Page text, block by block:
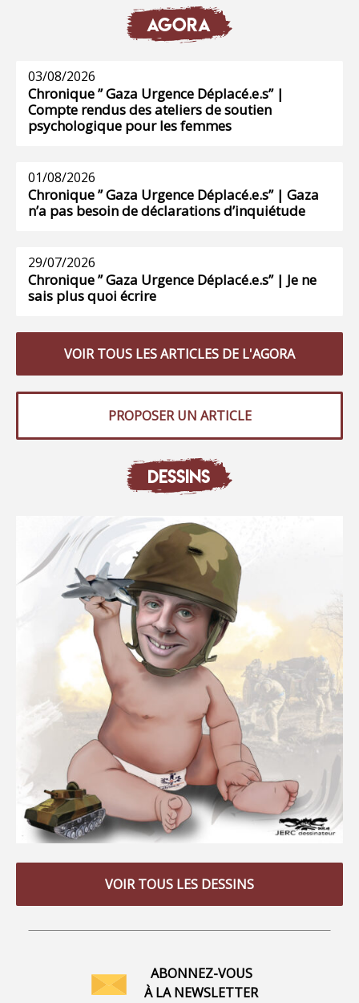
AGORA
03/08/2026
Chronique ” Gaza Urgence Déplacé.e.s” |
Compte rendus des ateliers de soutien
psychologique pour les femmes
01/08/2026
Chronique ” Gaza Urgence Déplacé.e.s” | Gaza
n’a pas besoin de déclarations d’inquiétude
29/07/2026
Chronique ” Gaza Urgence Déplacé.e.s” | Je ne
sais plus quoi écrire
VOIR TOUS LES ARTICLES DE L'AGORA
PROPOSER UN ARTICLE
DESSINS
VOIR TOUS LES DESSINS
ABONNEZ-VOUS
À LA NEWSLETTER